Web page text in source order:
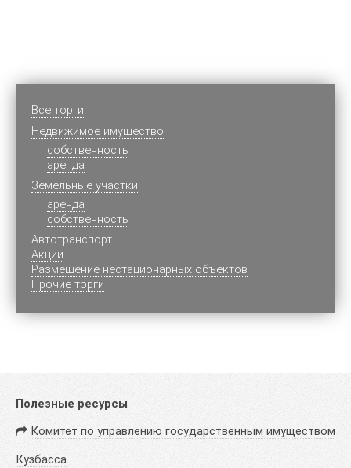
Все торги
Недвижимое имущество
cобственность
аренда
Земельные участки
аренда
собственность
Автотранспорт
Акции
Размещение нестационарных объектов
Прочие торги
Полезные ресурсы
Комитет по управлению государственным имуществом
Кузбасса